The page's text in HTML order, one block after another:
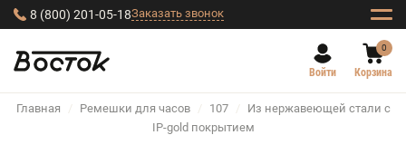
8 (800) 201-05-18Заказать звонок
Войти
0
Корзина
Главная / Ремешки для часов / 107 /
Из нержавеющей стали с
IP-gold покрытием